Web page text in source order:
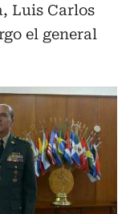
Luis Carlos
el general